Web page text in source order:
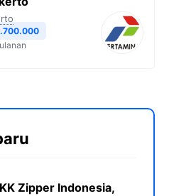
Zipper Indonesia,